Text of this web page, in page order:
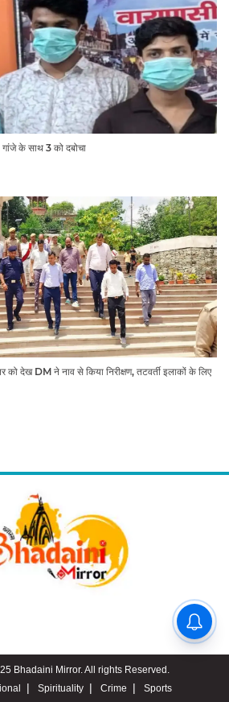
के साथ 3 को दबोचा
को देख DM ने नाव से किया निरीक्षण, तटवर्ती इलाकों के लिए
Bhadaini Mirror. All rights Reserved.
Spirituality Crime Sports
गोल्फ कार्ट से निरीक्षण